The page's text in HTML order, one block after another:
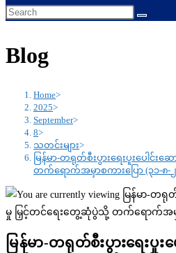
Blog
Home>
2025>
September>
8>
သတင်းများ>
မြန်မာ-တရုတ်စီးပွားရေးပူးပေါင်
တက်ရောက်အမှာစကားပြော (၃၁-၈-
မြန်မာ-တရုတ်စီးပွားရေးပူး